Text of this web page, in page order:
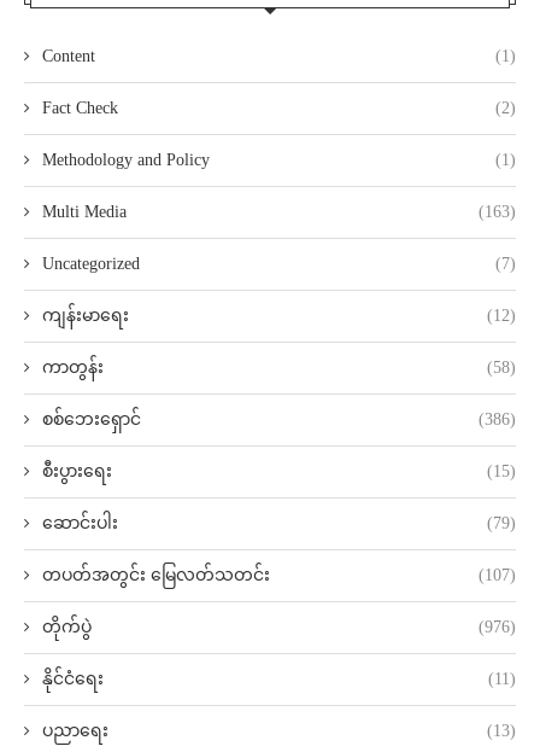
Content (1)
Fact Check (2)
Methodology and Policy (1)
Multi Media (163)
Uncategorized (7)
ကျန်းမာရေး (12)
ကာတွန်း (58)
စစ်ဘေးရှောင် (386)
စီးပွားရေး (15)
ဆောင်းပါး (79)
တပတ်အတွင်း မြေလတ်သတင်း (107)
တိုက်ပွဲ (976)
နိုင်ငံရေး (11)
ပညာရေး (13)